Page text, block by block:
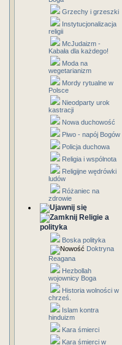
Grzechy i grzeszki
Instytucjonalizacja
religii
McJudaizm -
Kabała dla każdego!
Moda na
wegetarianizm
Mordy rytualne w
Polsce
Nieodparty urok
kastracji
Nowa duchowość
Piwo - napój Bogów
Policja duchowa
Religia i wspólnota
Religijne wędrówki
ludów
Różaniec na
zdrowie
Religie a
polityka
Boska polityka
Doktryna
Reagana
Hezbollah
wojownicy Boga
Historia wolności w
chrześ.
Islam kontra
hinduizm
Kara śmierci
Kara śmierci w